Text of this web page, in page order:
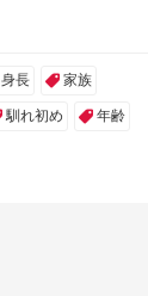
身長 家族
馴れ初め 年齢